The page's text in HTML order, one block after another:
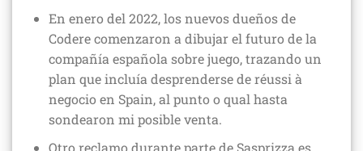
En enero del 2022, los nuevos dueños de
Codere comenzaron a dibujar el futuro de la
compañía española sobre juego, trazando un
plan que incluía desprenderse de réussi à
negocio en Spain, al punto o qual hasta
sondearon mi posible venta.
Otro reclamo durante parte de Sasprizza es